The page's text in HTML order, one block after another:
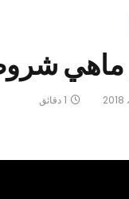
1 دقائق